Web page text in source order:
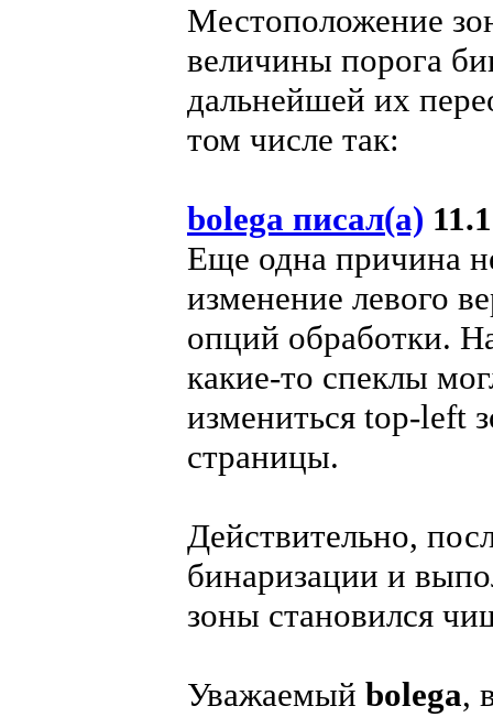
Местоположение
величины порога
дальнейшей их
том числе так:
bolega писал(а)
Еще одна причина
изменение левого
опций обработки.
какие-то спеклы
измениться top-left
страницы.
Действительно,
бинаризации и
зоны становился
Уважаемый bolega,